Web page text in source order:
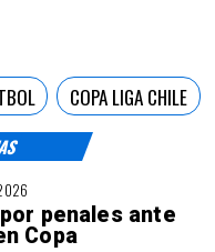
penales ante
Copa
COPA LIGA CHILE